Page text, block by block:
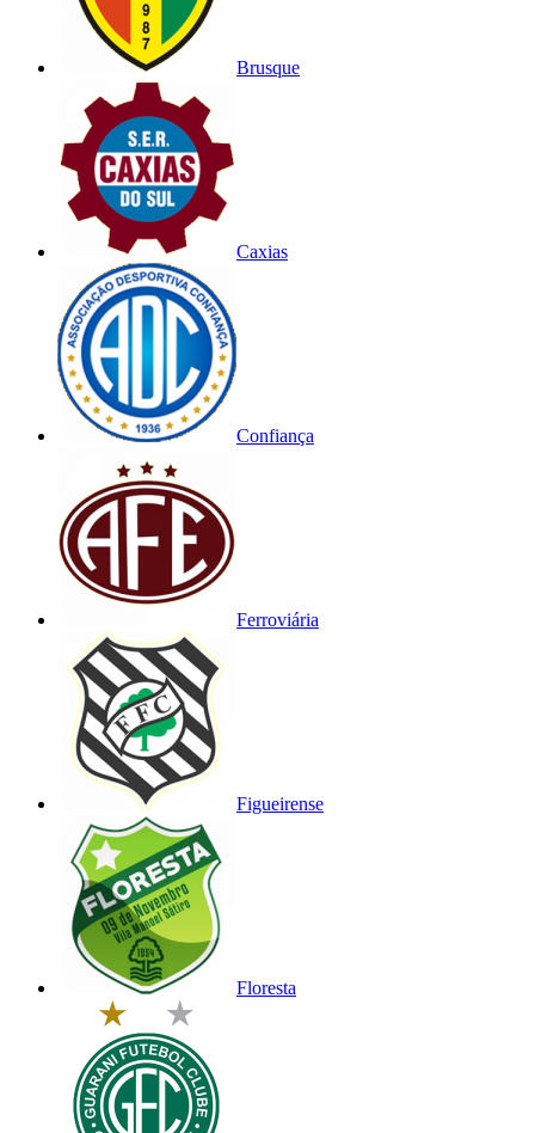
Brusque
Caxias
Confiança
Ferroviária
Figueirense
Floresta